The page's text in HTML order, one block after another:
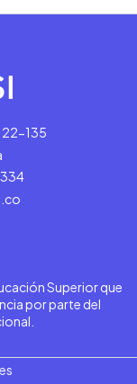
135
Superior que
por parte del